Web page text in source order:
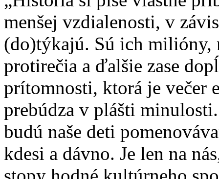
menšej vzdialenosti, v
(do)týkajú. Sú ich milióny,
protirečia a ďalšie zase
prítomnosti, ktorá je večer
prebúdza v plášti
budú naše deti
kdesi a dávno. Je len na